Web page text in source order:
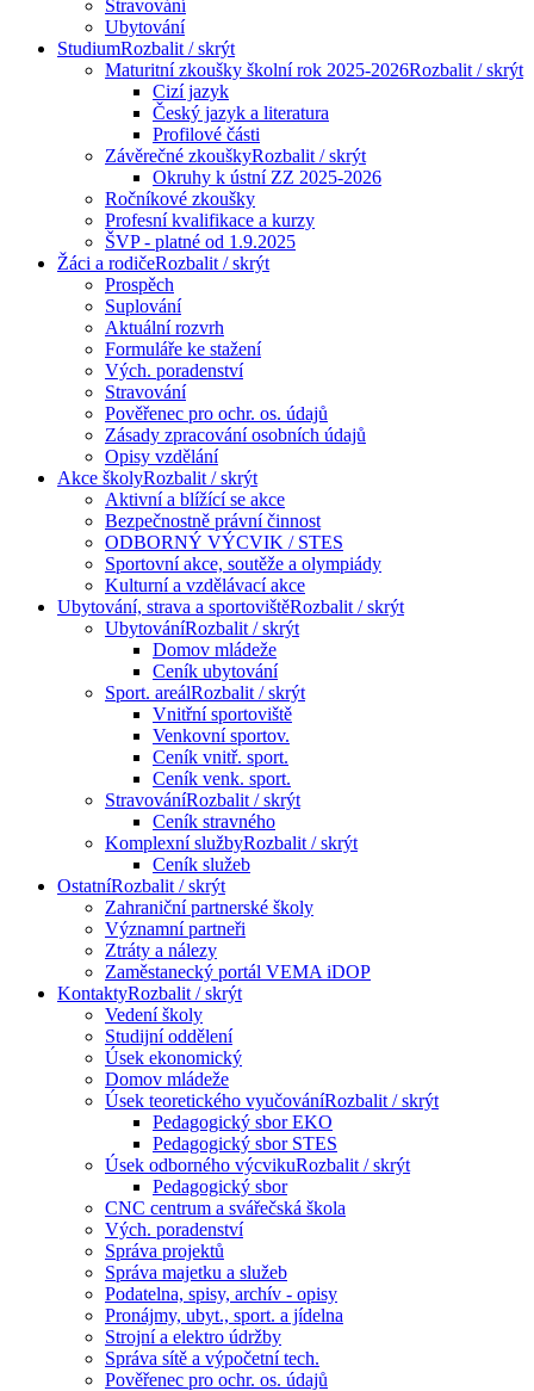
Stravování
Ubytování
StudiumRozbalit / skrýt
Maturitní zkoušky školní rok 2025-2026Rozbalit / skrýt
Cizí jazyk
Český jazyk a literatura
Profilové části
Závěrečné zkouškyRozbalit / skrýt
Okruhy k ústní ZZ 2025-2026
Ročníkové zkoušky
Profesní kvalifikace a kurzy
ŠVP - platné od 1.9.2025
Žáci a rodičeRozbalit / skrýt
Prospěch
Suplování
Aktuální rozvrh
Formuláře ke stažení
Vých. poradenství
Stravování
Pověřenec pro ochr. os. údajů
Zásady zpracování osobních údajů
Opisy vzdělání
Akce školyRozbalit / skrýt
Aktivní a blížící se akce
Bezpečnostně právní činnost
ODBORNÝ VÝCVIK / STES
Sportovní akce, soutěže a olympiády
Kulturní a vzdělávací akce
Ubytování, strava a sportovištěRozbalit / skrýt
UbytováníRozbalit / skrýt
Domov mládeže
Ceník ubytování
Sport. areálRozbalit / skrýt
Vnitřní sportoviště
Venkovní sportov.
Ceník vnitř. sport.
Ceník venk. sport.
StravováníRozbalit / skrýt
Ceník stravného
Komplexní službyRozbalit / skrýt
Ceník služeb
OstatníRozbalit / skrýt
Zahraniční partnerské školy
Významní partneři
Ztráty a nálezy
Zaměstanecký portál VEMA iDOP
KontaktyRozbalit / skrýt
Vedení školy
Studijní oddělení
Úsek ekonomický
Domov mládeže
Úsek teoretického vyučováníRozbalit / skrýt
Pedagogický sbor EKO
Pedagogický sbor STES
Úsek odborného výcvikuRozbalit / skrýt
Pedagogický sbor
CNC centrum a svářečská škola
Vých. poradenství
Správa projektů
Správa majetku a služeb
Podatelna, spisy, archív - opisy
Pronájmy, ubyt., sport. a jídelna
Strojní a elektro údržby
Správa sítě a výpočetní tech.
Pověřenec pro ochr. os. údajů